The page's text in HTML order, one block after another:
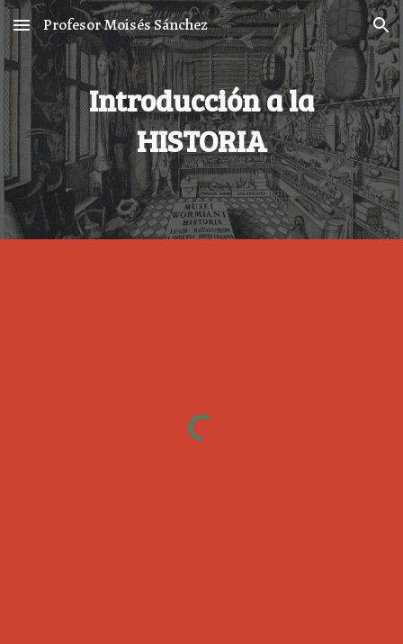
Skip to main content Skip to navigation
Profesor Moisés Sánchez
Introducción a la
HISTORIA